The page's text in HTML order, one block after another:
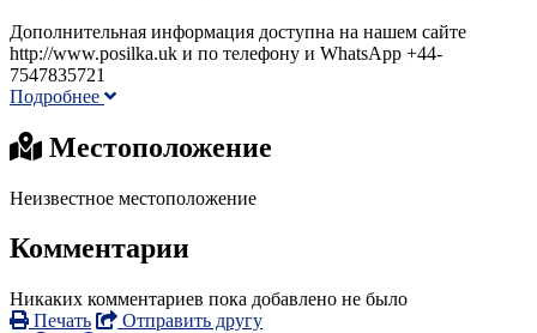
Дополнительная информация доступна на нашем сайте
http://www.posilka.uk и по телефону и WhatsApp +44-
7547835721
Подробнее
Местоположение
Неизвестное местоположение
Комментарии
Никаких комментариев пока добавлено не было
Печать
Отправить другу